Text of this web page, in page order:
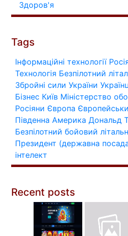
Здоров'я
Tags
Інформаційні технології
Технологія Безпілотний
Збройні сили України
Бізнес Київ Міністерство
Росіяни Європа
Південна Америка Дональд
Безпілотний бойовий
Президент (державна
інтелект
Recent posts